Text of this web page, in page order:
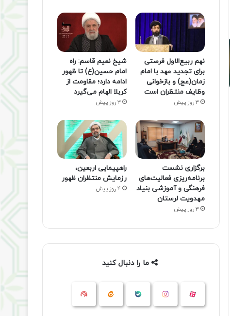
نهم ربیع‌الاول فرصتی
برای تجدید عهد با امام
زمان(عج) و بازخوانی
وظایف منتظران است
3 روز پیش
شیخ نعیم قاسم: راه
امام حسین(ع) تا ظهور
ادامه دارد؛ مقاومت از
کربلا الهام می‌گیرد
3 روز پیش
برگزاری نشست
برنامه‌ریزی فعالیت‌های
فرهنگی و آموزشی بنیاد
مهدویت لرستان
3 روز پیش
راهپیمایی اربعین،
رزمایش منتظران ظهور
4 روز پیش
ما را دنبال کنید
آپارات اینستاگرام ایتا